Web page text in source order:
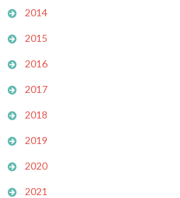
2014
2015
2016
2017
2018
2019
2020
2021